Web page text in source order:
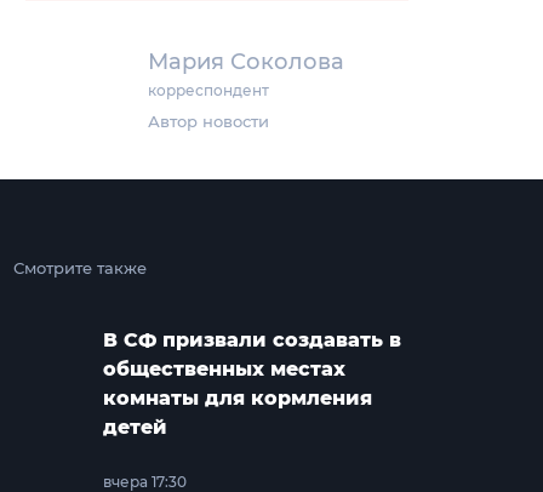
Мария Соколова
корреспондент
Автор новости
Смотрите также
В СФ призвали создавать в
общественных местах
комнаты для кормления
детей
вчера 17:30